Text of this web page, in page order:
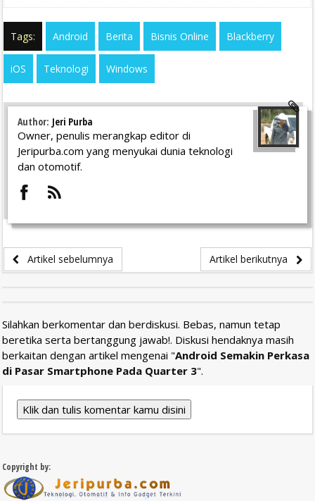
Tags: Android Berita Bisnis Online Blackberry
iOS Teknologi Windows
Author: Jeri Purba
Owner, penulis merangkap editor di
Jeripurba.com yang menyukai dunia teknologi
dan otomotif.
Artikel sebelumnya Artikel berikutnya
Silahkan berkomentar dan berdiskusi. Bebas, namun tetap
beretika serta bertanggung jawab!. Diskusi hendaknya masih
berkaitan dengan artikel mengenai "Android Semakin Perkasa
di Pasar Smartphone Pada Quarter 3".
Klik dan tulis komentar kamu disini
Copyright by: